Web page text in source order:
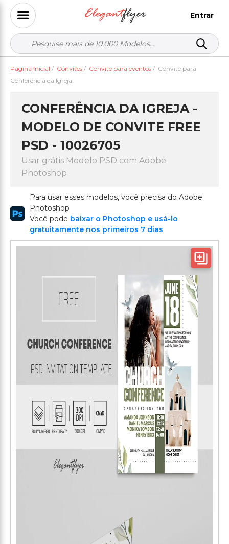
Entrar
Página Inicial / Convites / Convite para eventos / Convite para
Conferência da Igreja.
CONFERÊNCIA DA IGREJA -
MODELO DE CONVITE FREE
PSD - 10026705
Usar grátis Modelo PSD com Adobe
Photoshop
Para usar esses modelos, você precisa do Adobe
Photoshop
Você pode baixar o Photoshop e usá-lo
gratuitamente nos primeiros 7 dias